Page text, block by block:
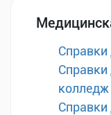
Справки
Справки